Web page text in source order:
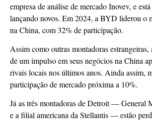
empresa de análise de mercado Inovev, e
lançando novos. Em 2024, a BYD liderou o
na China, com 32% de participação.
Assim como outras montadoras estrangeiras,
de um impulso em seus negócios na China
rivais locais nos últimos anos. Ainda assim,
participação de mercado próxima a 10%.
Já as três montadoras de Detroit — General
e a filial americana da Stellantis — estão